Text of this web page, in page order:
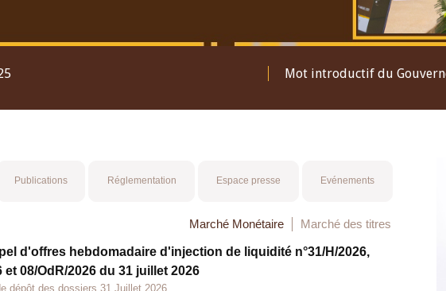
Mot introductif du
Publications Réglementation Espace presse Evénements
Marché Monétaire Marché des titres
d'offres hebdomadaire d'injection de liquidité n°31/H/2026,
et 08/OdR/2026 du 31 juillet 2026
dépôt des dossiers 31 Juillet 2026